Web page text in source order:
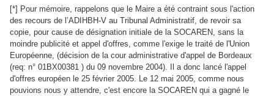
[*] Pour mémoire, rappelons que le Maire a été contraint sous l'action
des recours de l’ADIHBH-V au Tribunal Administratif, de revoir sa
copie, pour cause de désignation initiale de la SOCAREN , sans la
moindre publicité et appel d'offres, comme l'exige le traité de l'Union
Européenne, (décision de la cour administrative d'appel de Bordeaux
(req: n° 01BX00381 ) du 09 novembre 2004). Il a donc lancé l'appel
d'offres européen le 25 février 2005. Le 12 mai 2005, comme nous
pouvions nous y attendre, c'est encore la SOCAREN qui a gagné le